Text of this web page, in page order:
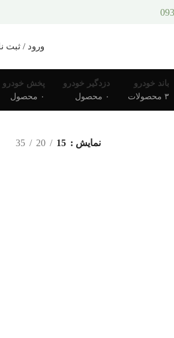
ورود / ثبت
باند خودرو
۳ محصولات
دزدگیر خودرو
۰ محصول
پخش خودرو
۰ محصول
نمایش 15
20
35